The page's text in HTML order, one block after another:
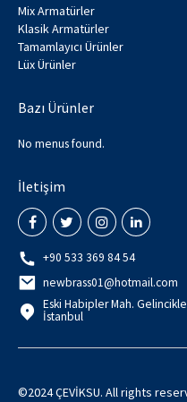
Mix Armatürler
Klasik Armatürler
Tamamlayıcı Ürünler
Lüx Ürünler
Bazı Ürünler
No menus found.
İletişim
+90 533 369 84 54
newbrass01@hotmail.com
Eski Habipler Mah.
İstanbul
©2024 ÇEVİKSU. All rights